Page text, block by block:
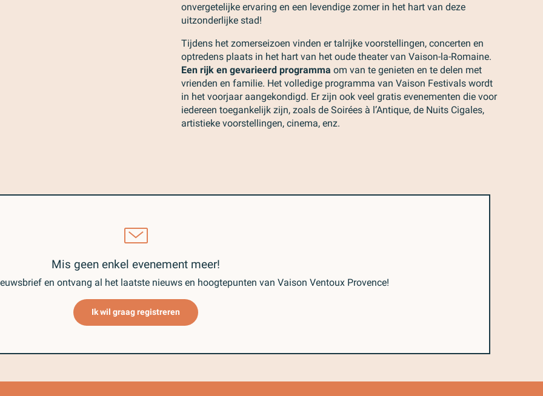
onvergetelijke ervaring en een levendige zomer in het hart van deze
uitzonderlijke stad!
Tijdens het zomerseizoen vinden er talrijke voorstellingen, concerten en
optredens plaats in het hart van het oude theater van Vaison-la-Romaine.
Een rijk en gevarieerd programma om van te genieten en te delen met
vrienden en familie. Het volledige programma van Vaison Festivals wordt
in het voorjaar aangekondigd. Er zijn ook veel gratis evenementen die voor
iedereen toegankelijk zijn, zoals de Soirées à l’Antique, de Nuits Cigales,
artistieke voorstellingen, cinema, enz.
Mis geen enkel evenement meer!
en ontvang al het laatste nieuws en hoogtepunten van Vaison Ventoux Provence!
Ik wil graag registreren